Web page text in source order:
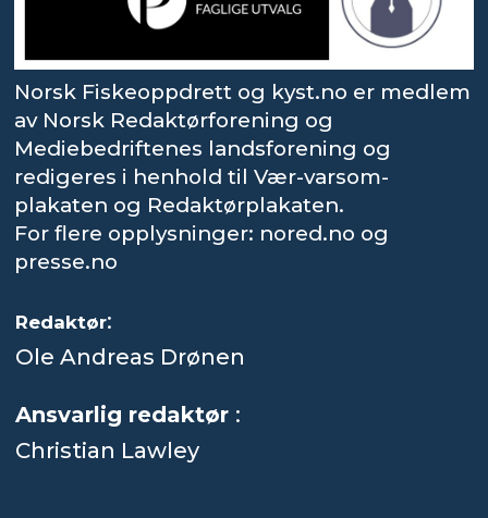
Norsk Fiskeoppdrett og kyst.no er medlem
av Norsk Redaktørforening og
Mediebedriftenes landsforening og
redigeres i henhold til Vær-varsom-
plakaten og Redaktørplakaten.
For flere opplysninger: nored.no og
presse.no
Redaktør:
Ole Andreas Drønen
Ansvarlig redaktør :
Christian Lawley